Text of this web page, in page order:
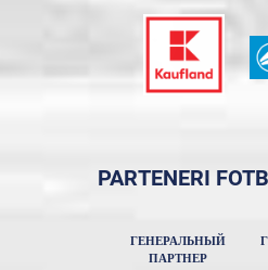
PARTENERI
ГЕНЕРАЛЬНЫЙ
ПАРТНЕР